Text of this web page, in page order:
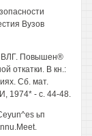
Вузов
ВЛГ. Повышен®
откатки. В кн.:
Сб. мат.
1974* - с. 44-48.
ьп